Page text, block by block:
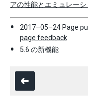
アの性能とエミュレーシ
2017–05–24 Page
page feedback
5.6 の新機能